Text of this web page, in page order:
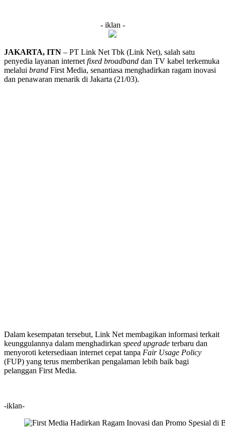
- iklan -
JAKARTA, ITN – PT Link Net Tbk (Link Net), salah satu
penyedia layanan internet fixed broadband dan TV kabel terkemuka
melalui brand First Media, senantiasa menghadirkan ragam inovasi
dan penawaran menarik di Jakarta (21/03).
Dalam kesempatan tersebut, Link Net membagikan informasi terkait
keunggulannya dalam menghadirkan speed upgrade terbaru dan
menyoroti ketersediaan internet cepat tanpa Fair Usage Policy
(FUP) yang terus memberikan pengalaman lebih baik bagi
pelanggan First Media.
-iklan-